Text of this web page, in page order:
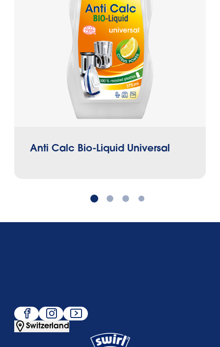
Anti Calc Bio-Liquid Universal
Switzerland